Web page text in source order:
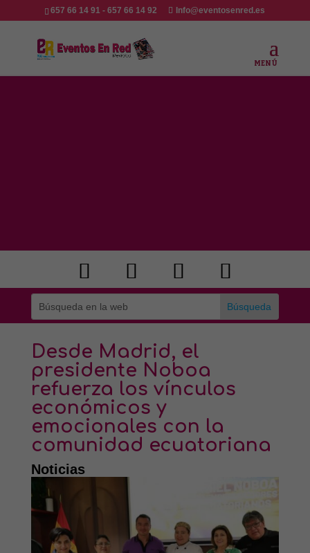
657 66 14 91 - 657 66 14 92 Info@eventosenred.es
Desde Madrid, el
presidente Noboa
refuerza los vínculos
económicos y
emocionales con la
comunidad ecuatoriana
Noticias